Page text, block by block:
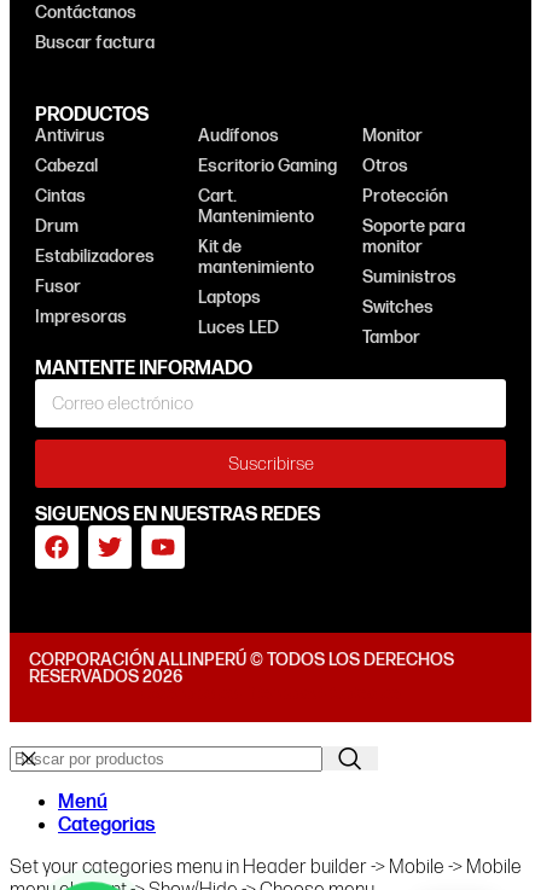
Contáctanos
Buscar factura
PRODUCTOS
Antivirus
Cabezal
Cintas
Drum
Estabilizadores
Fusor
Impresoras
Audífonos
Escritorio Gaming
Cart.
Mantenimiento
Kit de
mantenimiento
Laptops
Luces LED
Monitor
Otros
Protección
Soporte para
monitor
Suministros
Switches
Tambor
MANTENTE INFORMADO
Suscribirse
SIGUENOS EN NUESTRAS REDES
CORPORACIÓN ALLINPERÚ © TODOS LOS DERECHOS
RESERVADOS 2026
Menú
Categorias
Set your categories menu in Header builder -> Mobile -> Mobile